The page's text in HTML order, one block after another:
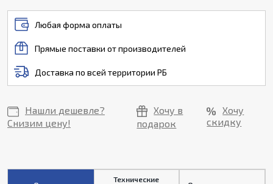
Любая форма оплаты
Прямые поставки от производителей
Доставка по всей территории РБ
Нашли дешевле?
Снизим цену!
Хочу в
подарок
Хочу
скидку
Технические